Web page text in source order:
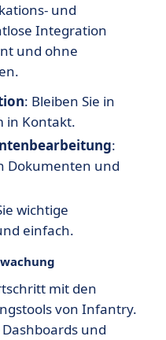
und
Integration
und ohne
: Bleiben Sie in
in Kontakt.
:
Dokumenten und
wichtige
einfach.
mit den
von Infantry.
und